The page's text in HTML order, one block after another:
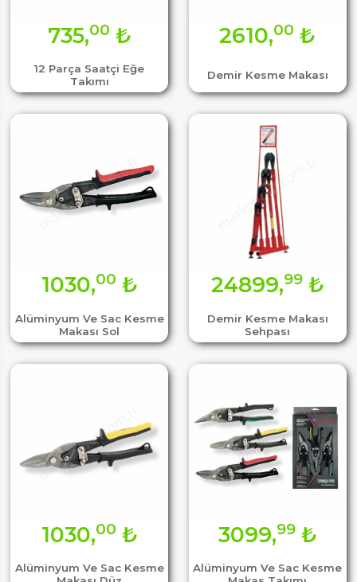
12 Parça Saatçi Eğe
Takımı
735,00 ₺
Demir Kesme Makası
2610,00 ₺
Alüminyum Ve Sac Kesme
Makası Sol
1030,00 ₺
Demir Kesme Makası
Sehpası
24899,99₺
Alüminyum Ve Sac Kesme
1030,00 ₺
Alüminyum Ve Sac Kesme
3099,99₺